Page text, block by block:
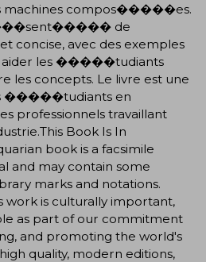
machines compos�����es.
de
avec des exemples
aider les �����tudiants
concepts. Le livre est une
�����tudiants en
travaillant
Book Is In
book is a facsimile
and may contain some
marks and notations.
work is culturally important,
as part of our commitment
and promoting the world's
quality, modern editions,